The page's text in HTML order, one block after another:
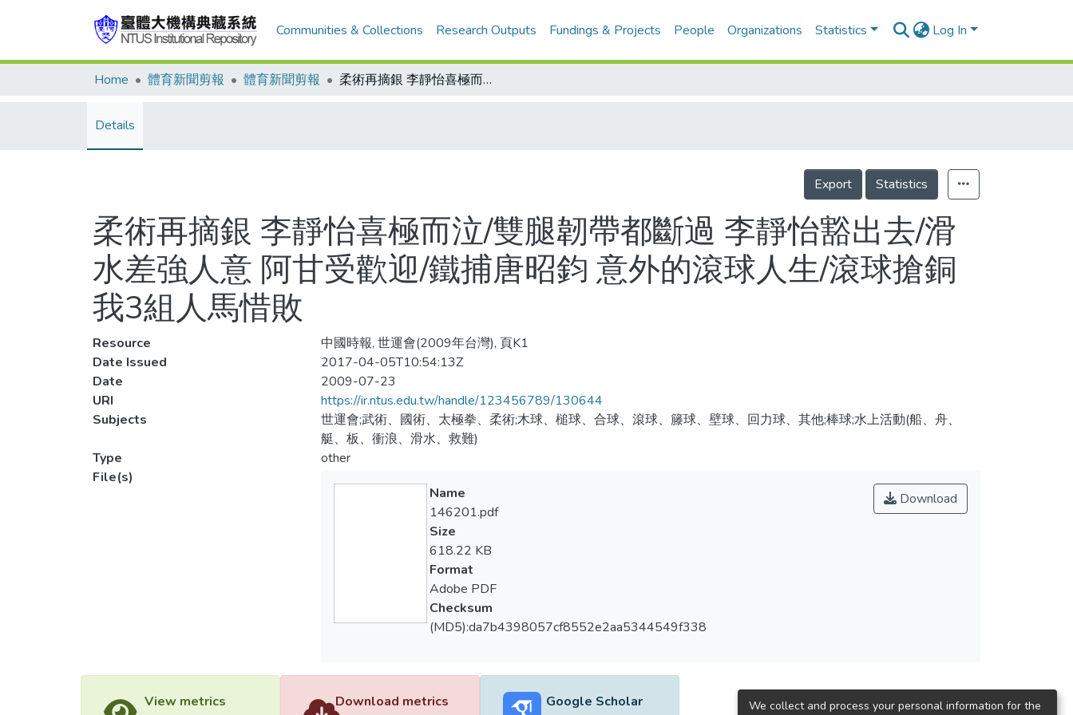
Communities & Collections Research Outputs Fundings & Projects People Organizations Statistics Log In
Home 體育新聞剪報 體育新聞剪報 柔術再摘銀 李靜怡喜極而泣/雙腿韌帶都斷過 李靜怡豁出去/滑水差強人意 阿甘受歡迎/鐵捕唐昭鈞 意外的滾球人生/滾球搶銅 我3組人馬惜敗
Details
Export Statistics
柔術再摘銀 李靜怡喜極而泣/雙腿韌帶都斷過 李靜怡豁出去/滑
水差強人意 阿甘受歡迎/鐵捕唐昭鈞 意外的滾球人生/滾球搶銅
我3組人馬惜敗
Resource
中國時報, 世運會(2009年台灣), 頁K1
Date Issued
2017-04-05T10:54:13Z
Date
2009-07-23
URI
https://ir.ntus.edu.tw/handle/123456789/130644
Subjects
世運會;武術、國術、太極拳、柔術;木球、槌球、合球、滾球、籐球、壁球、回力球、其他;棒球;水上活動(船、舟、
艇、板、衝浪、滑水、救難)
Type
other
File(s)
Download
Name
146201.pdf
Size
618.22 KB
Format
Adobe PDF
Checksum
(MD5):da7b4398057cf8552e2aa5344549f338
View metrics Download metrics Google Scholar
We collect and process your personal information for the